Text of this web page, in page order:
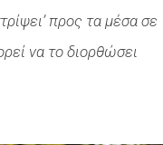
προς τα μέσα σε
να το διορθώσει